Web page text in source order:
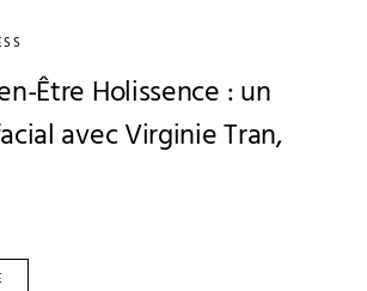
Être Holissence : un
avec Virginie Tran,